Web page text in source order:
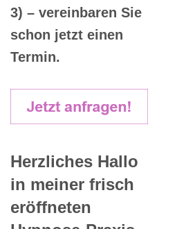
3) – vereinbaren Sie
schon jetzt einen
Termin.
Herzliches Hallo
in meiner frisch
eröffneten